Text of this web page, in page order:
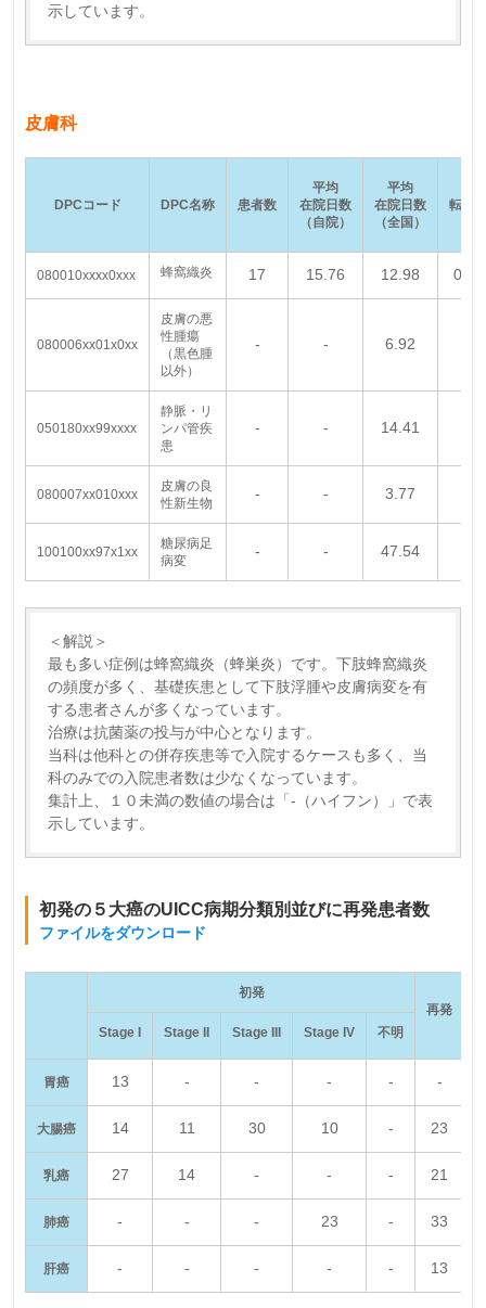
示しています。
皮膚科
DPCコード DPC名称 患者数
平均
在院日数
（自院）
平均
在院日数
（全国）
転院
080010xxxx0xxx 蜂窩織炎 17 15.76 12.98 0.00
080006xx01x0xx
皮膚の悪
性腫瘍
（黒色腫
以外）
‐ ‐ 6.92
050180xx99xxxx
静脈・リ
ンパ管疾
患
‐ ‐ 14.41
080007xx010xxx
皮膚の良
性新生物
‐ ‐ 3.77
100100xx97x1xx
糖尿病足
病変
‐ ‐ 47.54
＜解説＞
最も多い症例は蜂窩織炎（蜂巣炎）です。下肢蜂窩織炎
の頻度が多く、基礎疾患として下肢浮腫や皮膚病変を有
する患者さんが多くなっています。
治療は抗菌薬の投与が中心となります。
当科は他科との併存疾患等で入院するケースも多く、当
科のみでの入院患者数は少なくなっています。
集計上、１０未満の数値の場合は「-（ハイフン）」で表
示しています。
初発の５大癌のUICC病期分類別並びに再発患者数
ファイルをダウンロード
初発
再発
Stage I Stage II Stage III Stage IV 不明
胃癌 13 ‐ ‐ ‐ ‐ ‐
大腸癌 14 11 30 10 ‐ 23
乳癌 27 14 ‐ ‐ ‐ 21
肺癌 ‐ ‐ ‐ 23 ‐ 33
肝癌 ‐ ‐ ‐ ‐ ‐ 13